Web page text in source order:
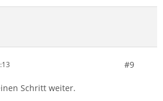
#9
Schritt weiter.